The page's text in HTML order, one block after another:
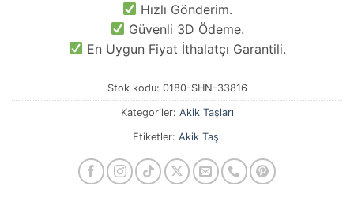
Hızlı Gönderim.
Güvenli 3D Ödeme.
En Uygun Fiyat İthalatçı Garantili.
Stok kodu: 0180-SHN-33816
Kategoriler: Akik Taşları
Etiketler: Akik Taşı